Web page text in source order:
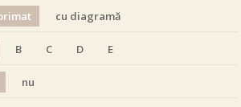
cu diagramă
B C D E
nu